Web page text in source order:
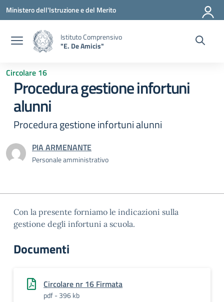
Vai ai contenuti
Vai al menu di navigazione
Vai al footer
Ministero dell'Istruzione e del Merito
Istituto Comprensivo
"E. De Amicis"
Circolare 16
Procedura gestione infortuni
alunni
Procedura gestione infortuni alunni
PIA ARMENANTE
Personale amministrativo
Con la presente forniamo le indicazioni sulla
gestione degli infortuni a scuola.
Documenti
Circolare nr 16 Firmata
pdf - 396 kb